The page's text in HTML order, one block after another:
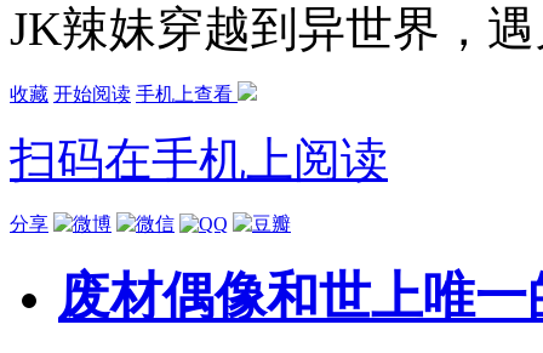
JK辣妹穿越到异世界，
收藏 开始阅读 手机上查看
扫码在手机上阅读
分享
废材偶像和世上唯一